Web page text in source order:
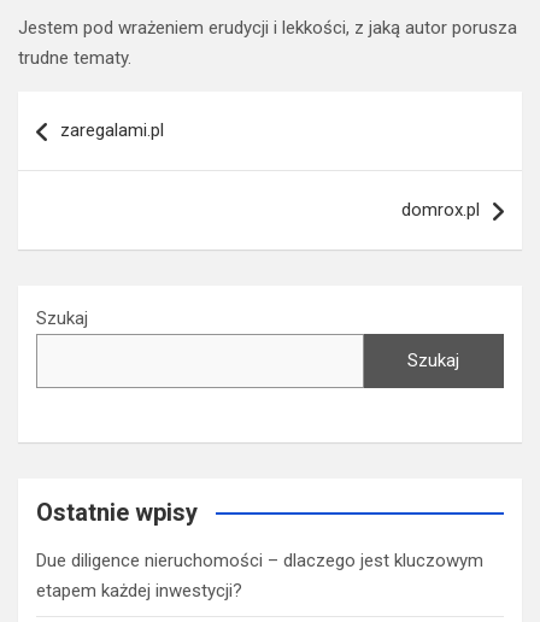
Jestem pod wrażeniem erudycji i lekkości, z jaką autor porusza
trudne tematy.
wpisu
zaregalami.pl
domrox.pl
Szukaj
Szukaj
Ostatnie wpisy
Due diligence nieruchomości – dlaczego jest kluczowym
etapem każdej inwestycji?